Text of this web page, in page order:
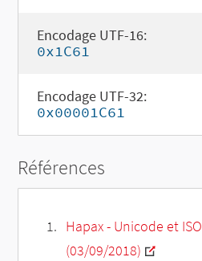
Encodage UTF-16:
0x1C61
Encodage UTF-32:
0x00001C61
Références
Hapax - Unicode et
(03/09/2018)